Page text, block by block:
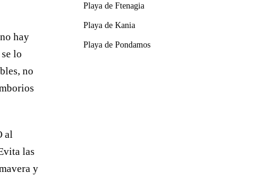
hay
lo
no
al
las
y
Playa de Ftenagia
Playa de Kania
Playa de Pondamos